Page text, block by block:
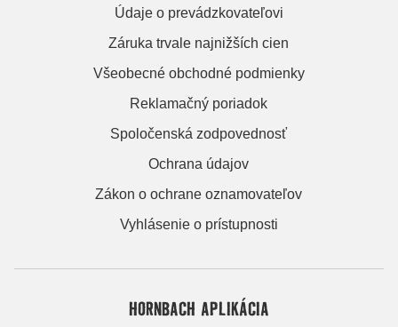
Údaje o prevádzkovateľovi
Záruka trvale najnižších cien
Všeobecné obchodné podmienky
Reklamačný poriadok
Spoločenská zodpovednosť
Ochrana údajov
Zákon o ochrane oznamovateľov
Vyhlásenie o prístupnosti
HORNBACH APLIKÁCIA